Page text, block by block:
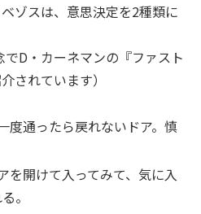
ゾスは、意思決定を2種類に
でD・カーネマンの『ファスト
されています）
度通ったら戻れないドア。慎
を開けて入ってみて、気に入
。